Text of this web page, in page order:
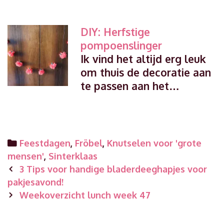
DIY: Herfstige
pompoenslinger
Ik vind het altijd erg leuk
om thuis de decoratie aan
te passen aan het…
Categories
Feestdagen, Fröbel, Knutselen voor 'grote
mensen', Sinterklaas
Post
navigation
3 Tips voor handige bladerdeeghapjes voor
pakjesavond!
Weekoverzicht lunch week 47